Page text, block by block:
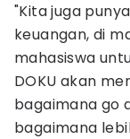
"Kita juga
keuangan, di
mahasiswa
DOKU akan
bagaimana go
bagaimana